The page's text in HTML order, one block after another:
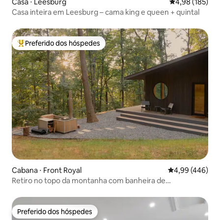
Casa inteira em Leesburg – cama king e queen + quintal
Entre os melhores preferidos dos hóspedes
Preferido dos hóspedes
Cabana ⋅ Front Royal 4,99 de uma
4,99 (446)
Retiro no topo da montanha com banheira de
Preferido dos hóspedes
Preferido dos hóspedes